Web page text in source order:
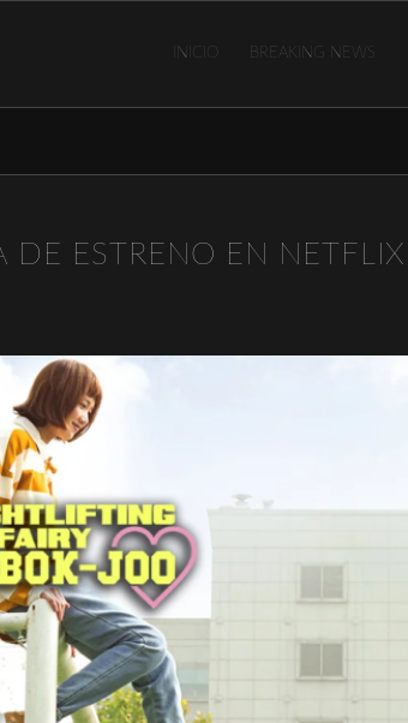
INICIO BREAKING NEWS
DE ESTRENO EN NETFLIX